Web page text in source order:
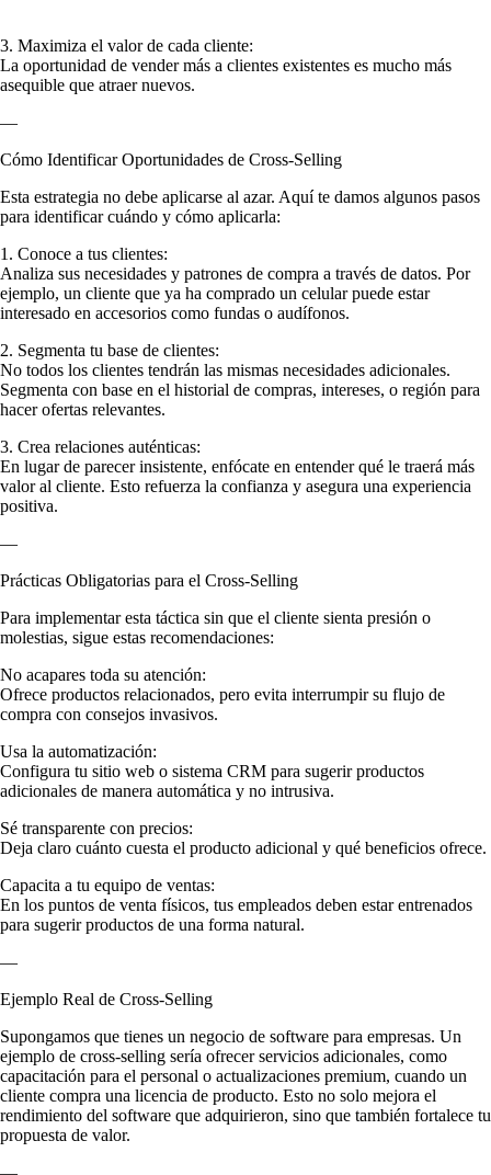
3. Maximiza el valor de cada cliente:
La oportunidad de vender más a clientes existentes es mucho más
asequible que atraer nuevos.
—
Cómo Identificar Oportunidades de Cross-Selling
Esta estrategia no debe aplicarse al azar. Aquí te damos algunos pasos
para identificar cuándo y cómo aplicarla:
1. Conoce a tus clientes:
Analiza sus necesidades y patrones de compra a través de datos. Por
ejemplo, un cliente que ya ha comprado un celular puede estar
interesado en accesorios como fundas o audífonos.
2. Segmenta tu base de clientes:
No todos los clientes tendrán las mismas necesidades adicionales.
Segmenta con base en el historial de compras, intereses, o región para
hacer ofertas relevantes.
3. Crea relaciones auténticas:
En lugar de parecer insistente, enfócate en entender qué le traerá más
valor al cliente. Esto refuerza la confianza y asegura una experiencia
positiva.
—
Prácticas Obligatorias para el Cross-Selling
Para implementar esta táctica sin que el cliente sienta presión o
molestias, sigue estas recomendaciones:
No acapares toda su atención:
Ofrece productos relacionados, pero evita interrumpir su flujo de
compra con consejos invasivos.
Usa la automatización:
Configura tu sitio web o sistema CRM para sugerir productos
adicionales de manera automática y no intrusiva.
Sé transparente con precios:
Deja claro cuánto cuesta el producto adicional y qué beneficios ofrece.
Capacita a tu equipo de ventas:
En los puntos de venta físicos, tus empleados deben estar entrenados
para sugerir productos de una forma natural.
—
Ejemplo Real de Cross-Selling
Supongamos que tienes un negocio de software para empresas. Un
ejemplo de cross-selling sería ofrecer servicios adicionales, como
capacitación para el personal o actualizaciones premium, cuando un
cliente compra una licencia de producto. Esto no solo mejora el
rendimiento del software que adquirieron, sino que también fortalece tu
propuesta de valor.